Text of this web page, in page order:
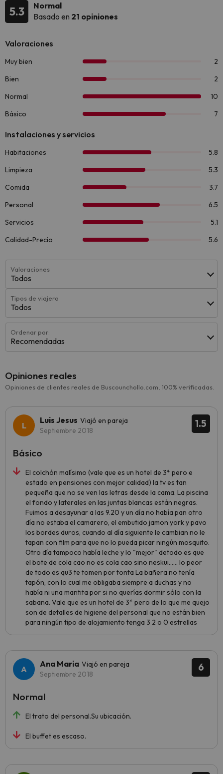
5.3
Normal
Basado en 21 opiniones
Valoraciones
Todos
Tipos de viajero
Todos
Ordenar por:
Recomendadas
Opiniones reales
Opiniones de clientes reales de Buscounchollo.com, 100% verificadas.
1.5
Luis Jesus Viajó en pareja
Septiembre 2018
El colchón malísimo (vale que es un hotel de 3* pero e
estado en pensiones con mejor calidad) la tv es tan
pequeña que no se ven las letras desde la cama. La piscina
el fondo y laterales en las juntas blancas están negras.
Fuimos a desayunar a las 9.20 y un día no había pan otro
día no estaba el camarero, el embutido jamon york y pavo
los bordes duros, cuando al día siguiente le cambian no le
tapan con film para que no lo pueda picar ningún mosquito.
Otro día tampoco había leche y lo "mejor" detodo es que
el bote de cola cao no es cola cao sino neskui...... lo peor
de todo es qu3 te tomen por tonta La bañera no tenía
tapón, con lo cual me obligaba siempre a duchas y no
había ni una mantita por si no querías dormir sólo con la
sabana. Vale que es un hotel de 3* pero de lo que me quejo
son de detalles de higiene del personal que no están bien
para ningún tipo de alojamiento tenga 3 2 o 0 estrellas
Básico
6
Ana Maria Viajó en pareja
Septiembre 2018
El trato del personal.Su ubicación.
El buffet es escaso.
Normal